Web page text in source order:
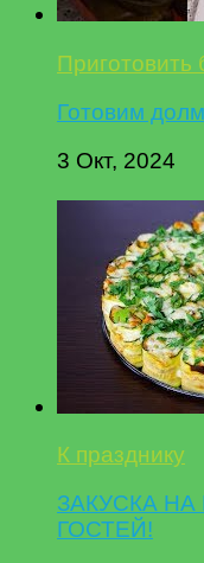
Приготовить
Готовим
3 Окт, 2024
К празднику
ЗАКУСКА
ГОСТЕЙ!